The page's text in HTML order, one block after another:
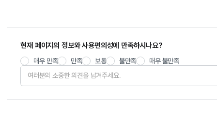
현재 페이지의 정보와 사용편의성에 만족하시나요?
매우 만족 만족 보통 불만족 매우 불만족